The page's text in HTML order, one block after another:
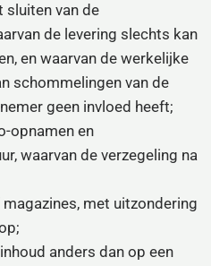
sluiten van de
de levering slechts kan
en waarvan de werkelijke
schommelingen van de
geen invloed heeft;
opnamen en
waarvan de verzegeling na
met uitzondering
anders dan op een